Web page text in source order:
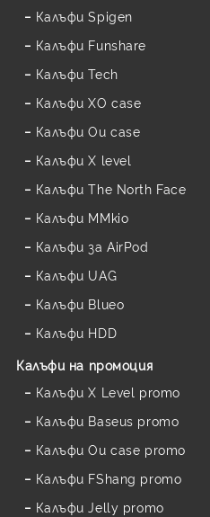
Калъфи Spigen
Калъфи Funshare
Калъфи Tech
Калъфи XO case
Калъфи Ou case
Калъфи X level
Калъфи The North Face
Калъфи MMkio
Калъфи за AirPod
Калъфи UAG
Калъфи Blueo
Калъфи HDD
Калъфи на промоция
Калъфи X Level promo
Калъфи Baseus promo
Калъфи Ou case promo
Калъфи FShang promo
Калъфи Jelly promo